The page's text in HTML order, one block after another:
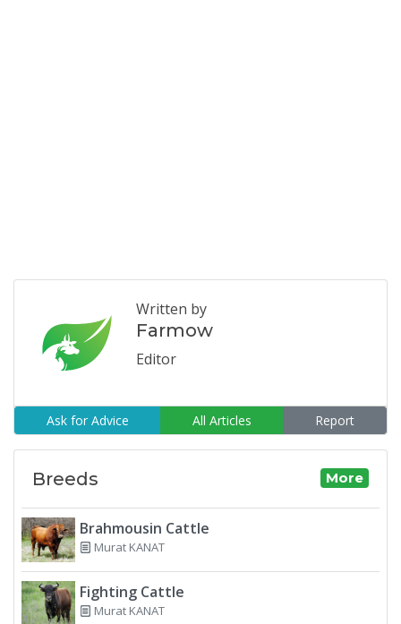
Written by
Farmow
Editor
Ask for Advice All Articles Report
Breeds More
Brahmousin Cattle
Murat KANAT
Fighting Cattle
Murat KANAT